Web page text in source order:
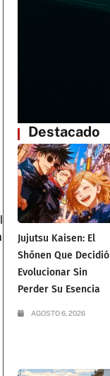
Destacado
Jujutsu Kaisen: El
Shōnen Que Decidió
Evolucionar Sin
Perder Su Esencia
AGOSTO 6, 2026